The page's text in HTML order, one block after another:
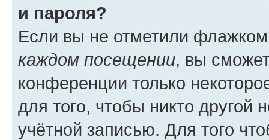
и пароля?
Если вы не отметили
каждом посещении, вы
конференции только
для того, чтобы никто другой
учётной записью. Для того